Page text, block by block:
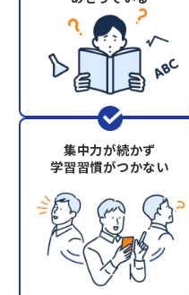
集中力が続かず
学習習慣がつかない